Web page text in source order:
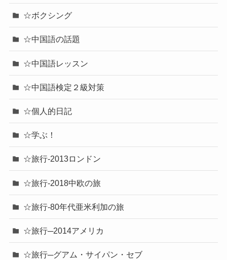
☆ボクシング
☆中国語の話題
☆中国語レッスン
☆中国語検定２級対策
☆個人的日記
☆学ぶ！
☆旅行-2013ロンドン
☆旅行-2018中欧の旅
☆旅行-80年代亜米利加の旅
☆旅行─2014アメリカ
☆旅行─グアム・サイパン・セブ